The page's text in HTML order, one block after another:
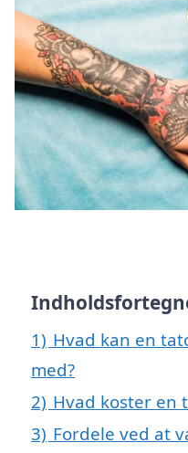
1) Hvad kan en
med?
2) Hvad koster en
3) Fordele ved at